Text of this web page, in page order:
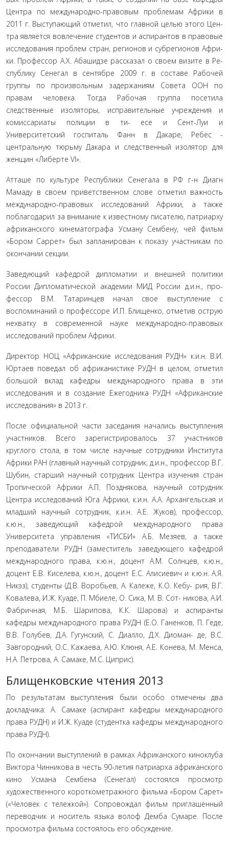
Центра по международно-правовым проблемам Африки в
2011 г. Выступающий отметил, что главной целью этого Цен­
тра является вовлечение студентов и аспирантов в правовые
исследования проблем стран, регионов и субрегионов Афри­
ки. Профессор А.Х. Абашидзе рассказал о своем визите в Ре­
спублику Сенегал в сентябре 2009 г. в составе Рабочей
группы по произвольным задержаниям Совета ООН по
правам чело­века. Тогда Рабочая группа посетила
следственные изоляторы, исправительные учреждения и
комиссариаты полиции в ти- есе и Сент-Луи и
Университетский госпиталь Фанн в Дакаре, Ребёс -
центральную тюрьму Дакара и следственный изолятор для
женщин «Либерте VI».
Атташе по культуре Республики Сенегала в РФ г-н Диагн
Мамаду в своем приветственном слове отметил важность
меж­дународно-правовых исследований Африки, а также
поблаго­дарил за внимание к известному писателю, патриарху
афри­канского кинематографа Усману Сембену, чей фильм
«Бором Саррет» был запланирован к показу участникам по
окончании секции.
Заведующий кафедрой дипломатии и внешней политики
России Дипломатической академии МИД России д.и.н., про­
фессор В.М. Татаринцев начал свое выступление с
воспомина­ний о профессоре И.П. Блищенко, отметив острую
нехватку в современной науке международно-правовых
исследований проблем Африки.
Директор НОЦ «Африканские исследования РУДН» к.и.н. В.И.
Юртаев поведал об африканистике РУДН в целом, отметил
большой вклад кафедры международного права в эти
исследования и в создание Ежегодника РУДН «Африканские
исследования» в 2013 г.
После официальной части заседания начались высту­пления
участников. Всего зарегистрировалось 37 участников
круглого стола, в том числе научные сотрудники Института
Африки РАН (главный научный сотрудник, д.и.н., профессор В.Г.
Шубин, старший научный сотрудник Центра изучения стран
Тропической Африки А.П. Позднякова, научный со­трудник
Центра исследований Юга Африки, к.и.н. А.А. Архан­гельская и
младший научный сотрудник, к.и.н. А.Е. Жуков), профессор,
к.ю.н., заведующий кафедрой международного права
Университета управления «ТИСБИ» А.Б. Мезяев, а так­же
преподаватели РУДН (заместитель заведующего кафедрой
международного права, к.ю.н., доцент А.М. Солнцев, к.ю.н.,
доцент Е.В. Киселева, к.ю.н., доцент Е.С. Алисиевич и к.ю.н. А.Я.
Никэз), студенты (Д.В. Воробьев, А. Калеже, К.О. Кебу- рия, В.Г.
Ковалева, И.Ж. Куаде, П. Мбиеле, О. Сика, М. В. Сот- никова, А.И.
Фабричная, М.Б. Шарипова, К.К. Шарова) и аспи­ранты
кафедры международного права РУДН (Е.О. Ганенков, П. Геде,
В.В. Голубев, Д.А. Гугунский, С. Диалло, Д.Х. Диоман- де, В.С.
Завгородний, О.С. Кажаева, А.Ю. Клюня, А.Е. Конева, М. Менса,
Н.А. Петрова, А. Самаке, М.С. Циприс).
Блищенковские чтения 2013
По результатам выступления были особо отмечены два
докладчика: А. Самаке (аспирант кафедры международного
права РУДН) и И.Ж. Куаде (студентка кафедры международ­ного
права РУДН).
По окончании выступлений в рамках Африканского ки­ноклуба
Виктора Чинникова в честь 90-летия патриарха афри­канского
кино Усмана Сембена (Сенегал) состоялся просмотр
художественного короткометражного фильма «Бором Сарет»
(«Человек с тележкой»). Сопровождал фильм приглашённый
переводчик и носитель языка волоф Демба Сумаре. После
просмотра фильма состоялось его обсуждение.